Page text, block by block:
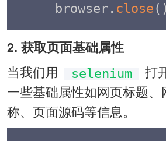
browser. close ( )
2. 获取页面基础属性
当我们用
selenium
打
一些基础属性如网页标题、
称、页面源码等信息。